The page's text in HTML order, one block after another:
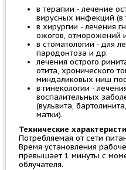
в терапии - лечение
вирусных инфекций (в
в хирургии - лечения
ожогов, отморожений
в стоматологии - для
пародонтоза и др.
лечения острого
отита, хронического
миндаликовых ниш
в гинекологии -
воспалительных
(вульвита,
матки).
Технические
Потребляемая от сети
Время установления
превышает 1 минуты с
облучателя.